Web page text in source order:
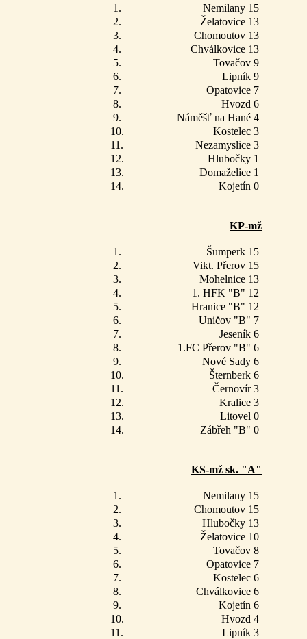
1.
Nemilany 15
2.
Želatovice 13
3.
Chomoutov 13
4.
Chválkovice 13
5.
Tovačov 9
6.
Lipník 9
7.
Opatovice 7
8.
Hvozd 6
9.
Náměšť na Hané 4
10.
Kostelec 3
11.
Nezamyslice 3
12.
Hlubočky 1
13.
Domaželice 1
14.
Kojetín 0
KP-mž
1.
Šumperk 15
2.
Vikt. Přerov 15
3.
Mohelnice 13
4.
1. HFK "B" 12
5.
Hranice "B" 12
6.
Uničov "B" 7
7.
Jeseník 6
8.
1.FC Přerov "B" 6
9.
Nové Sady 6
10.
Šternberk 6
11.
Černovír 3
12.
Kralice 3
13.
Litovel 0
14.
Zábřeh "B" 0
KS-mž sk. "A"
1.
Nemilany 15
2.
Chomoutov 15
3.
Hlubočky 13
4.
Želatovice 10
5.
Tovačov 8
6.
Opatovice 7
7.
Kostelec 6
8.
Chválkovice 6
9.
Kojetín 6
10.
Hvozd 4
11.
Lipník 3